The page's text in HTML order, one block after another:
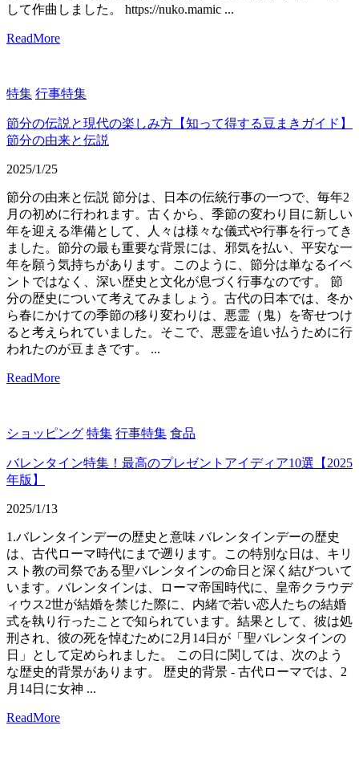
して作曲しました。 https://nuko.mamic ...
ReadMore
特集 行事特集
節分の伝説と現代の楽しみ方【知って得する豆まきガイド】
節分の由来と伝説
2025/1/25
節分の由来と伝説 節分は、日本の伝統行事の一つで、毎年2
月の初めに行われます。古くから、季節の変わり目に新しい
年を迎える準備として、人々は様々な儀式や行事を行ってき
ました。節分の最も重要な背景には、邪気を払い、平安な一
年を願う気持ちがあります。このように、節分は単なるイベ
ントではなく、深い歴史と文化が息づく行事なのです。 節
分の歴史について考えてみましょう。古代の日本では、冬か
ら春にかけての季節の移り変わりは、悪霊（鬼）を寄せつけ
ると考えられていました。そこで、悪霊を追い払うために行
われたのが豆まきです。 ...
ReadMore
ショッピング 特集 行事特集 食品
バレンタイン特集！最高のプレゼントアイディア10選【2025
年版】
2025/1/13
1.バレンタインデーの歴史と意味 バレンタインデーの歴史
は、古代ローマ時代にまで遡ります。この特別な日は、キリ
スト教の司祭である聖バレンタインの命日と深く結びついて
います。バレンタインは、ローマ帝国時代に、皇帝クラウデ
ィウス2世が結婚を禁じた際に、内緒で若い恋人たちの結婚
式を執り行ったことで知られています。結果として、彼は処
刑され、彼の死を悼むために2月14日が「聖バレンタインの
日」として定められました。 この日に関しては、次のよう
な歴史的背景があります。 歴史的背景 - 古代ローマでは、2
月14日に女神 ...
ReadMore